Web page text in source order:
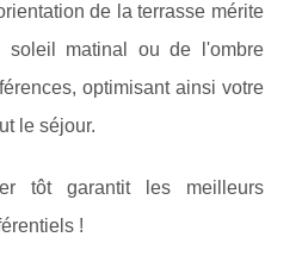
de la terrasse mérite
soleil matinal ou de l'ombre
optimisant ainsi votre
le séjour.
tôt garantit les meilleurs
!